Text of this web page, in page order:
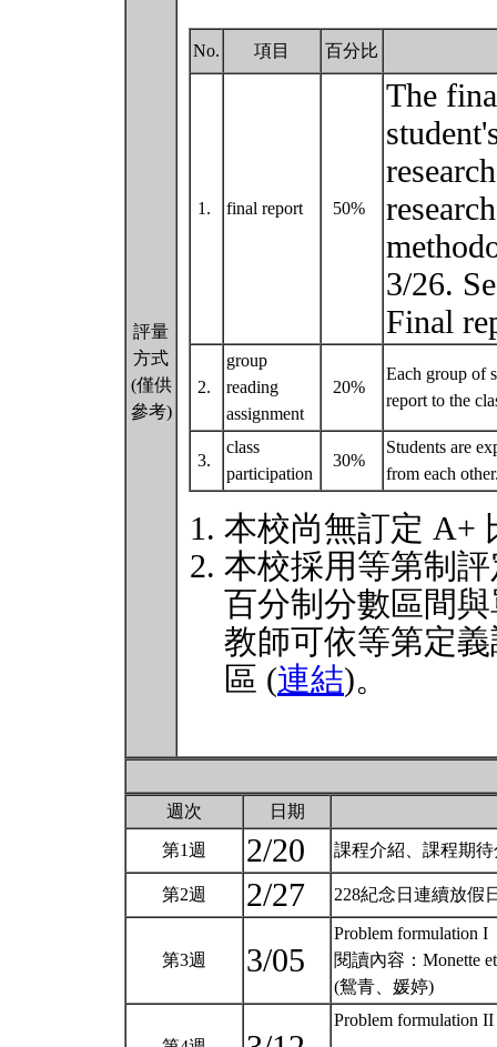
評量
方式
(僅供
參考)
No. 項目 百分比
1. final report 50%
The
3/26.
Final
2.
group
reading
assignment
20%
Each group of
report to the
3.
class
participation
30%
Students are
from each
本校尚無訂定 A+
本校採用等第制
百分制分數區間
教師可依等第定
區 (連結)。
週次 日期
第1週 2/20 課程介紹、課程期
第2週 2/27 228紀念日連續放假
第3週 3/05
Problem formulation I
閱讀內容：Monette
(鴛青、媛婷)
Problem formulation II